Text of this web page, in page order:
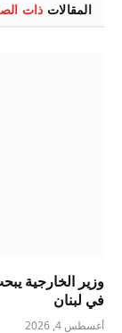
المقالات ذات
وزير الخارجية
في لبنان
أغسطس 4, 2026